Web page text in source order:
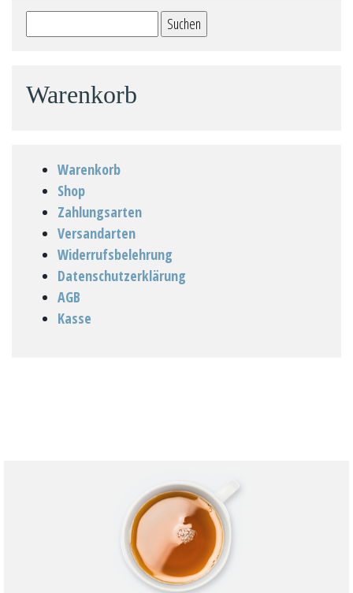
nach:
Warenkorb
Warenkorb
Shop
Zahlungsarten
Versandarten
Widerrufsbelehrung
Datenschutzerklärung
AGB
Kasse